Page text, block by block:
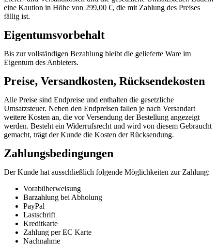
eine Kaution in Höhe von 299,00 €, die mit Zahlung des Preises
fällig ist.
Eigentumsvorbehalt
Bis zur vollständigen Bezahlung bleibt die gelieferte Ware im
Eigentum des Anbieters.
Preise, Versandkosten, Rücksendekosten
Alle Preise sind Endpreise und enthalten die gesetzliche
Umsatzsteuer. Neben den Endpreisen fallen je nach Versandart
weitere Kosten an, die vor Versendung der Bestellung angezeigt
werden. Besteht ein Widerrufsrecht und wird von diesem Gebraucht
gemacht, trägt der Kunde die Kosten der Rücksendung.
Zahlungsbedingungen
Der Kunde hat ausschließlich folgende Möglichkeiten zur Zahlung:
Vorabüberweisung
Barzahlung bei Abholung
PayPal
Lastschrift
Kreditkarte
Zahlung per EC Karte
Nachnahme